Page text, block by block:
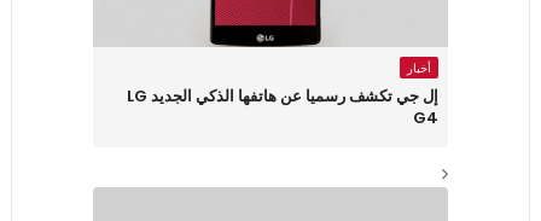
أخبار
إل جي تكشف رسميا عن هاتفها الذكي الجديد LG
G4